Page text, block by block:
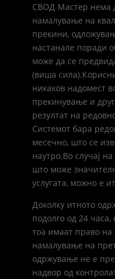
СВОД Мастер нема
намалување на
прекини,
настанале поради
може да се
(виша
никаков надомест
прекинување и
резултат на
Системот бара
месечно, што се
наутро.Во случај
што може
услугата, можно е
Доколку итното
подолго од 24
тоа имаат право
намалување на
одржување не е
надвор од